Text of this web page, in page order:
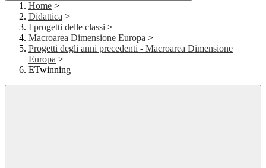
Home >
Didattica >
I progetti delle classi >
Macroarea Dimensione Europa >
Progetti degli anni precedenti - Macroarea Dimensione
Europa >
ETwinning